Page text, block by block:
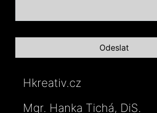
Hkreativ.cz
Mgr. Hanka Tichá, DiS.